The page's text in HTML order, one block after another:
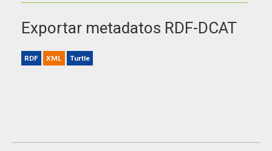
Exportar metadatos RDF-DCAT
RDF XML Turtle